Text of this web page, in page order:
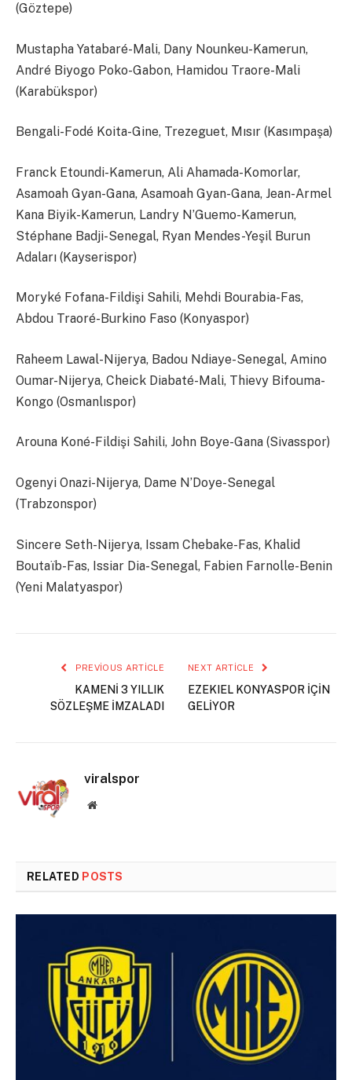
(Göztepe)
Mustapha Yatabaré-Mali, Dany Nounkeu-Kamerun,
André Biyogo Poko-Gabon, Hamidou Traore-Mali
(Karabükspor)
Bengali-Fodé Koita-Gine, Trezeguet, Mısır (Kasımpaşa)
Franck Etoundi-Kamerun, Ali Ahamada-Komorlar,
Asamoah Gyan-Gana, Asamoah Gyan-Gana, Jean-Armel
Kana Biyik-Kamerun, Landry N’Guemo-Kamerun,
Stéphane Badji-Senegal, Ryan Mendes-Yeşil Burun
Adaları (Kayserispor)
Moryké Fofana-Fildişi Sahili, Mehdi Bourabia-Fas,
Abdou Traoré-Burkino Faso (Konyaspor)
Raheem Lawal-Nijerya, Badou Ndiaye-Senegal, Amino
Oumar-Nijerya, Cheick Diabaté-Mali, Thievy Bifouma-
Kongo (Osmanlıspor)
Arouna Koné-Fildişi Sahili, John Boye-Gana (Sivasspor)
Ogenyi Onazi-Nijerya, Dame N’Doye-Senegal
(Trabzonspor)
Sincere Seth-Nijerya, Issam Chebake-Fas, Khalid
Boutaïb-Fas, Issiar Dia-Senegal, Fabien Farnolle-Benin
(Yeni Malatyaspor)
PREVIOUS ARTICLE
KAMENİ 3 YILLIK
SÖZLEŞME İMZALADI
NEXT ARTICLE
EZEKIEL KONYASPOR İÇİN
GELİYOR
viralspor
Website
RELATED POSTS